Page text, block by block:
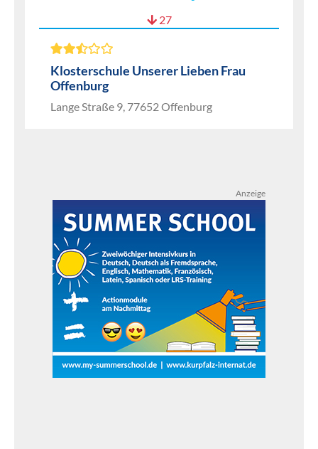
27
Klosterschule Unserer Lieben Frau
Offenburg
Lange Straße 9, 77652 Offenburg
Anzeige